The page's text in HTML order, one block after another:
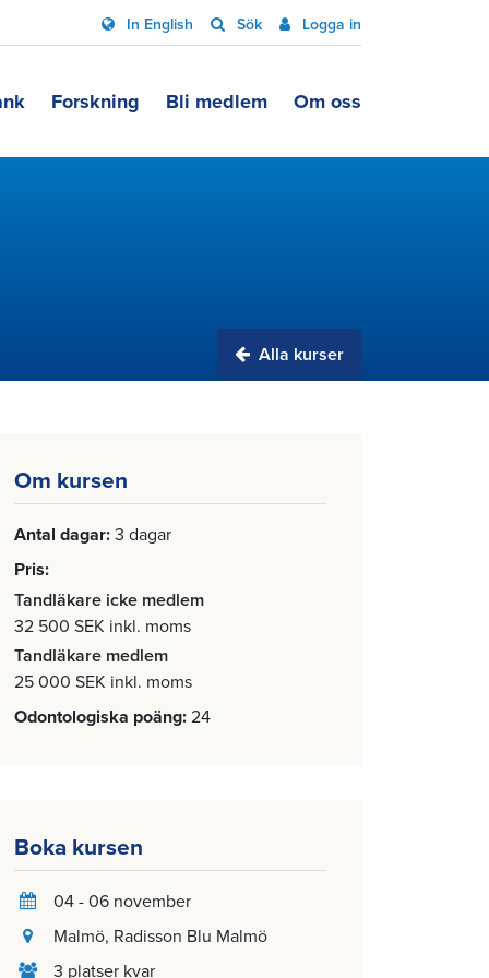
In English Sök Logga in
Forskning Bli medlem Om oss
Alla kurser
Om kursen
Antal dagar 3 dagar
Pris
Tandläkare icke medlem
32 500 SEK inkl. moms
Tandläkare medlem
25 000 SEK inkl. moms
Odontologiska poäng 24
Boka kursen
04 - 06 november
Malmö, Radisson Blu Malmö
3 platser kvar